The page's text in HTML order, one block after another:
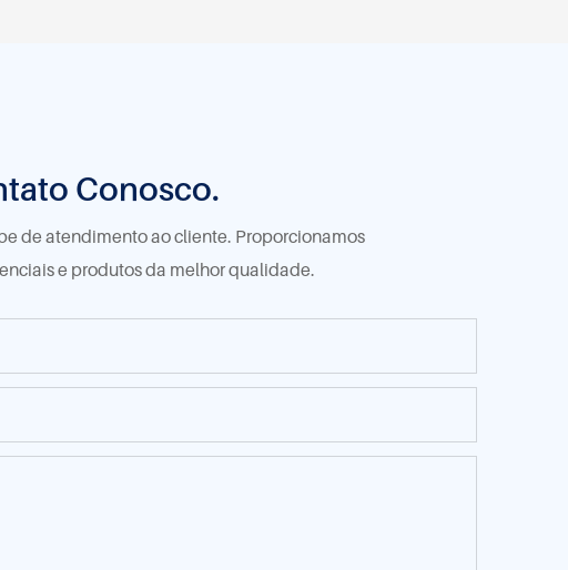
Conosco.
de atendimento ao cliente. Proporcionamos
e produtos da melhor qualidade.